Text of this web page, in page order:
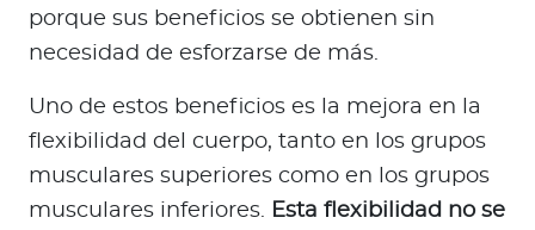
porque sus beneficios se obtienen sin
necesidad de esforzarse de más.
Uno de estos beneficios es la mejora en la
flexibilidad del cuerpo, tanto en los grupos
musculares superiores como en los grupos
musculares inferiores. Esta flexibilidad no se